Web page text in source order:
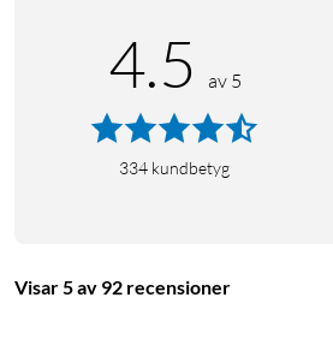
4.5 av 5
334 kundbetyg
Visar 5 av 92 recensioner